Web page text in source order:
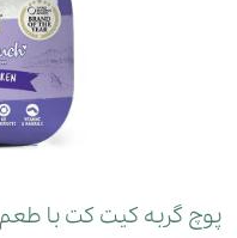
پوچ گربه کیت کت با طعم